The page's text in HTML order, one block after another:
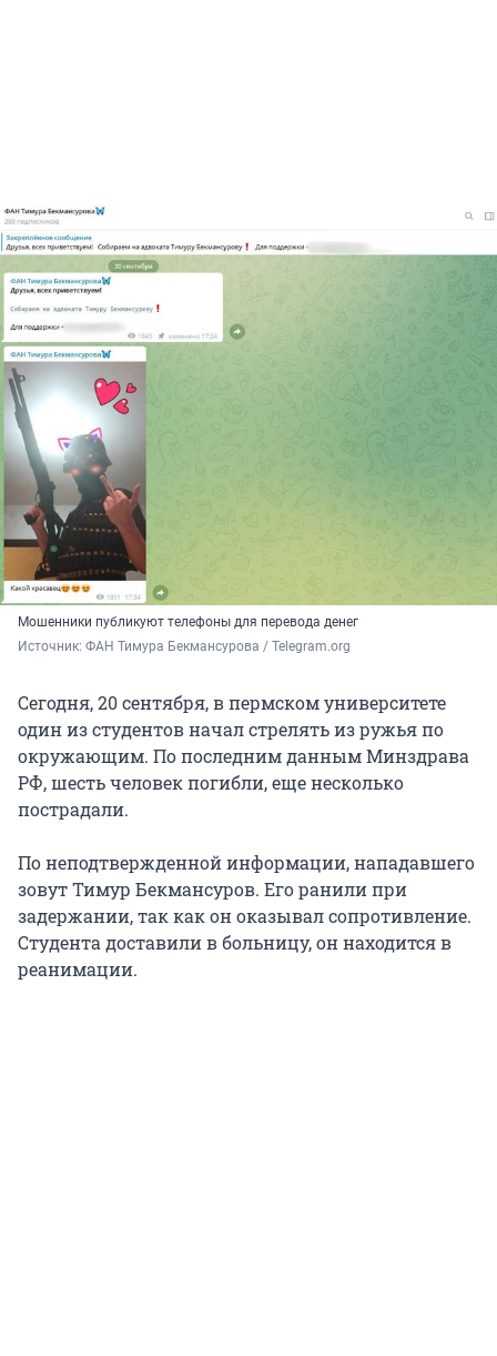
Мошенники публикуют телефоны для перевода денег
Источник: ФАН Тимура Бекмансурова / Telegram.org
Сегодня, 20 сентября, в пермском университете
один из студентов начал стрелять из ружья по
окружающим. По последним данным Минздрава
РФ, шесть человек погибли, еще несколько
пострадали.
По неподтвержденной информации, нападавшего
зовут Тимур Бекмансуров. Его ранили при
задержании, так как он оказывал сопротивление.
Студента доставили в больницу, он находится в
реанимации.